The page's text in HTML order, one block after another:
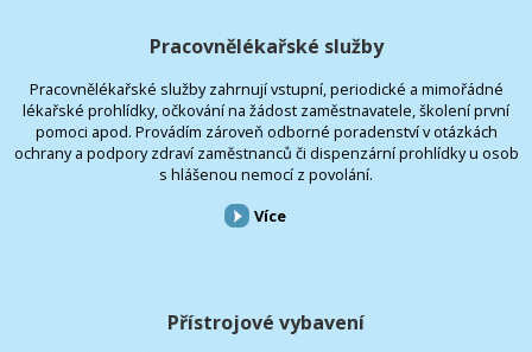
Pracovnělékařské služby
Pracovnělékařské služby zahrnují vstupní, periodické a mimořádné
lékařské prohlídky, očkování na žádost zaměstnavatele, školení první
pomoci apod. Provádím zároveň odborné poradenství v otázkách
ochrany a podpory zdraví zaměstnanců či dispenzární prohlídky u osob
s hlášenou nemocí z povolání.
Více
Přístrojové vybavení